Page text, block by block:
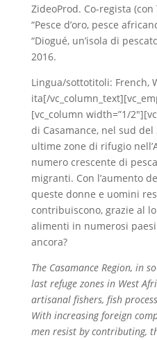
ZideoProd. Co-regista
“Pesce d’oro, pesce
“Diogué, un’isola di
2016.
Lingua/sottotitoli: French,
ita[/
[vc_column width=”1/
di Casamance, nel sud del
ultime zone di rifugio
numero crescente di
migranti. Con l’aumento
queste donne e uomini
contribuiscono, grazie al
alimenti in numerosi
ancora?
The Casamance Region, in
last refuge zones in West
artisanal fishers, fish
With increasing foreign
men resist by contributing,